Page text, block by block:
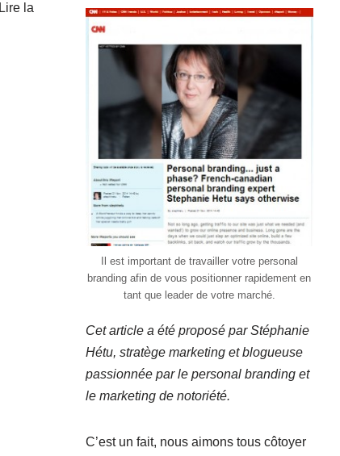
Lire la
Il est important de travailler votre personal
branding afin de vous positionner rapidement en
tant que leader de votre marché.
Cet article a été proposé par Stéphanie
Hétu, stratège marketing et blogueuse
passionnée par le personal branding et
le marketing de notoriété.
C’est un fait, nous aimons tous côtoyer